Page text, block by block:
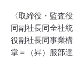
〈取締役・監査
同副社長同全社
役副社長同事業
掌＝（昇）服部